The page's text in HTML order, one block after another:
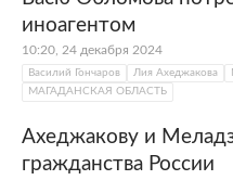
иноагентом
10:20, 24 декабря 2024
Василий Гончаров Лия Ахеджакова
МАГАДАНСКАЯ ОБЛАСТЬ
Ахеджакову и
гражданства России